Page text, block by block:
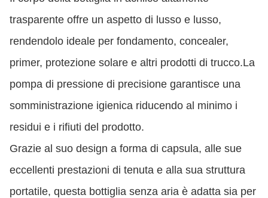
trasparente offre un aspetto di lusso e lusso,
rendendolo ideale per fondamento, concealer,
primer, protezione solare e altri prodotti di trucco.La
pompa di pressione di precisione garantisce una
somministrazione igienica riducendo al minimo i
residui e i rifiuti del prodotto.
Grazie al suo design a forma di capsula, alle sue
eccellenti prestazioni di tenuta e alla sua struttura
portatile, questa bottiglia senza aria è adatta sia per